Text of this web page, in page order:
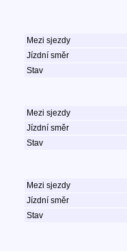
Mezi sjezdy
Jízdní směr
Stav
Mezi sjezdy
Jízdní směr
Stav
Mezi sjezdy
Jízdní směr
Stav